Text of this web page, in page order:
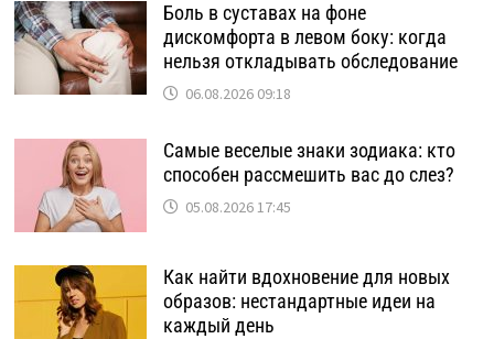
Боль в суставах на фоне
дискомфорта в левом боку: когда
нельзя откладывать обследование
06.08.2026 09:18
Самые веселые знаки зодиака: кто
способен рассмешить вас до слез?
05.08.2026 17:45
Как найти вдохновение для новых
образов: нестандартные идеи на
каждый день